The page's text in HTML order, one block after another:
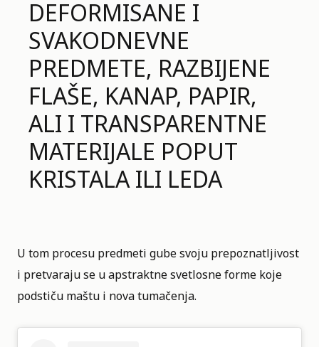
DEFORMISANE I
SVAKODNEVNE
PREDMETE, RAZBIJENE
FLAŠE, KANAP, PAPIR,
ALI I TRANSPARENTNE
MATERIJALE POPUT
KRISTALA ILI LEDA
U tom procesu predmeti gube svoju prepoznatljivost
i pretvaraju se u apstraktne svetlosne forme koje
podstiču maštu i nova tumačenja.